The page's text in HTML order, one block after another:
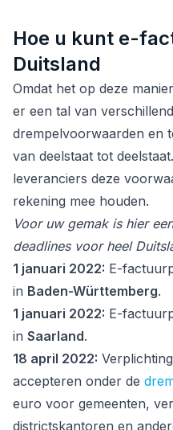
Hoe u kunt e-
Duitsland
Omdat het op deze
er een tal van
drempelvoorwaarden en
van deelstaat tot
leveranciers deze
rekening mee houden.
Voor uw gemak is hier
deadlines voor heel
1 januari 2022: E-
in Baden-Württemberg.
1 januari 2022: E-
in Saarland.
18 april 2022:
accepteren onder de
euro voor gemeenten,
districtskantoren en